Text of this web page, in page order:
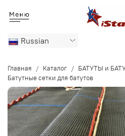
Russian
Главная Каталог
БАТУТЫ и
Батутные сетки для батутов